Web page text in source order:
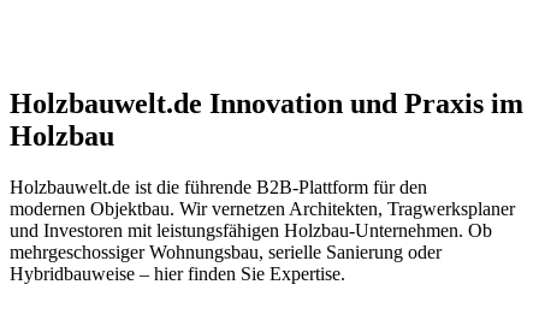
Holzbauwelt.de Innovation und Praxis im
Holzbau
Holzbauwelt.de ist die führende B2B-Plattform für den
modernen Objektbau. Wir vernetzen Architekten, Tragwerksplaner
und Investoren mit leistungsfähigen Holzbau-Unternehmen. Ob
mehrgeschossiger Wohnungsbau, serielle Sanierung oder
Hybridbauweise – hier finden Sie Expertise.